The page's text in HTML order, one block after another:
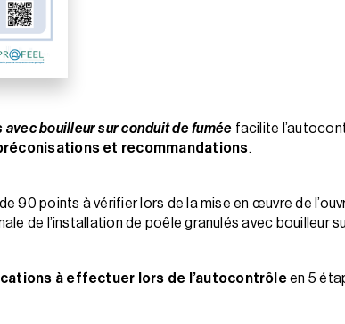
bouilleur sur conduit de fumée facilite
et recommandations.
90 points à vérifier lors de la mise en œuvre de
de l’installation de poêle granulés avec bouilleur
à effectuer lors de l’autocontrôleen 5